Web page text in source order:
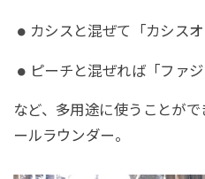
カシスと混ぜて「カシスオ
ピーチと混ぜれば「ファジ
など、多用途に使うことが
ールラウンダー。